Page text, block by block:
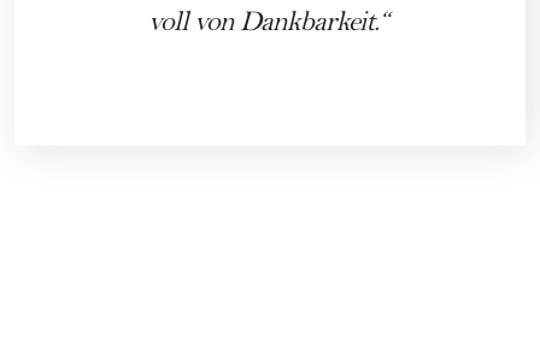
voll von Dankbarkeit.